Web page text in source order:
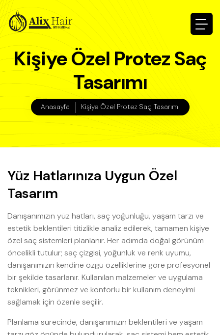
Kişiye Özel Protez Saç
Tasarımı
Anasayfa Kişiye Özel Protez Saç Tasarımı
Yüz Hatlarınıza Uygun Özel
Tasarım
Danışanımızın yüz hatları, saç yoğunluğu, yaşam tarzı ve
estetik beklentileri titizlikle analiz edilerek, tamamen kişiye
özel saç sistemleri planlanır. Her adımda doğal görünüm
öncelikli tutulur; saç çizgisi, yoğunluk ve renk uyumu,
danışanımızın kendine özgü özelliklerine göre profesyonel
bir şekilde tasarlanır. Kullanılan malzemeler ve uygulama
teknikleri, görünmez ve konforlu bir kullanım deneyimi
sağlamak için özenle seçilir.
Planlama sürecinde, danışanımızın beklentileri ve yaşam